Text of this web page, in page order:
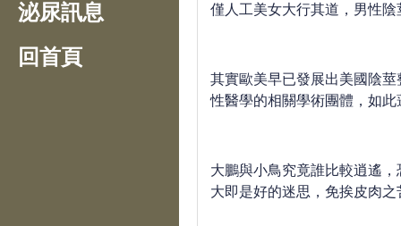
泌尿訊息
回首頁
僅人工美女大行其道，男性
其實歐美早已發展出美國陰
性醫學的相關學術團體，如
大鵬與小鳥究竟誰比較逍遙
大即是好的迷思，免挨皮肉之